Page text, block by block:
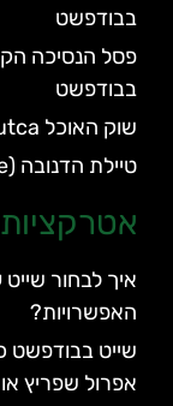
בבודפשט
בבודפשט
שוק האוכל Hold utca בבודפשט
טיילת הדנובה (Danube Promenade)
אטרקציות
איך לבחור
האפשרויות?
שייט בבודפשט
אפרול שפריץ או